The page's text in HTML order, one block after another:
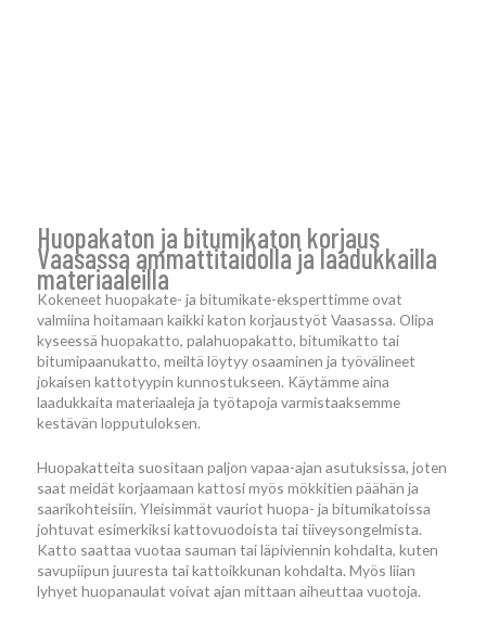
Huopakaton ja bitumikaton korjaus
Vaasassa ammattitaidolla ja laadukkailla
materiaaleilla
Kokeneet huopakate- ja bitumikate-eksperttimme ovat
valmiina hoitamaan kaikki katon korjaustyöt Vaasassa. Olipa
kyseessä huopakatto, palahuopakatto, bitumikatto tai
bitumipaanukatto, meiltä löytyy osaaminen ja työvälineet
jokaisen kattotyypin kunnostukseen. Käytämme aina
laadukkaita materiaaleja ja työtapoja varmistaaksemme
kestävän lopputuloksen.
Huopakatteita suositaan paljon vapaa-ajan asutuksissa, joten
saat meidät korjaamaan kattosi myös mökkitien päähän ja
saarikohteisiin. Yleisimmät vauriot huopa- ja bitumikatoissa
johtuvat esimerkiksi kattovuodoista tai tiiveysongelmista.
Katto saattaa vuotaa sauman tai läpiviennin kohdalta, kuten
savupiipun juuresta tai kattoikkunan kohdalta. Myös liian
lyhyet huopanaulat voivat ajan mittaan aiheuttaa vuotoja.